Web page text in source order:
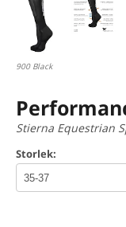
900 Black
Stierna Equestrian
Storlek: